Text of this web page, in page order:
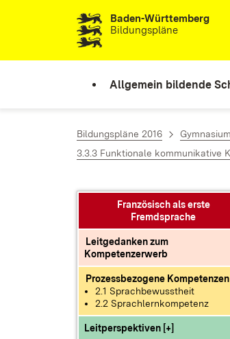
Zum Inhalt springenBaden-Württemberg
Bildungspläne
Allgemein bildende
Bildungspläne 2016 Gymnasium
3.3.3 Funktionale kommunikative
Französisch als erste
Fremdsprache
Leitgedanken zum
Kompetenzerwerb
Prozessbezogene Kompetenzen
2.1 Sprachbewusstheit
2.2 Sprachlernkompetenz
Leitperspektiven [+]